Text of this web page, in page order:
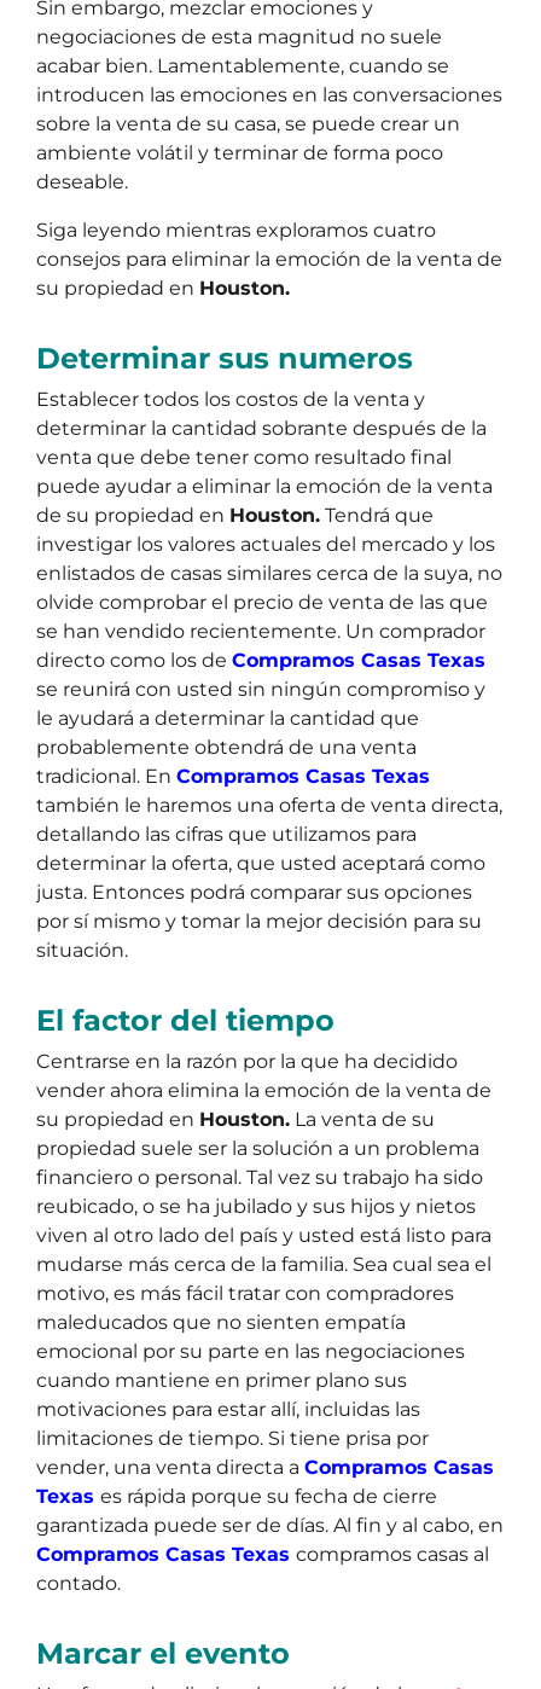
Sin embargo, mezclar emociones y
negociaciones de esta magnitud no suele
acabar bien. Lamentablemente, cuando se
introducen las emociones en las conversaciones
sobre la venta de su casa, se puede crear un
ambiente volátil y terminar de forma poco
deseable.
Siga leyendo mientras exploramos cuatro
consejos para eliminar la emoción de la venta de
su propiedad en Houston.
Determinar sus numeros
Establecer todos los costos de la venta y
determinar la cantidad sobrante después de la
venta que debe tener como resultado final
puede ayudar a eliminar la emoción de la venta
de su propiedad en Houston. Tendrá que
investigar los valores actuales del mercado y los
enlistados de casas similares cerca de la suya, no
olvide comprobar el precio de venta de las que
se han vendido recientemente. Un comprador
directo como los de Compramos Casas Texas
se reunirá con usted sin ningún compromiso y
le ayudará a determinar la cantidad que
probablemente obtendrá de una venta
tradicional. En Compramos Casas Texas
también le haremos una oferta de venta directa,
detallando las cifras que utilizamos para
determinar la oferta, que usted aceptará como
justa. Entonces podrá comparar sus opciones
por sí mismo y tomar la mejor decisión para su
situación.
El factor del tiempo
Centrarse en la razón por la que ha decidido
vender ahora elimina la emoción de la venta de
su propiedad en Houston. La venta de su
propiedad suele ser la solución a un problema
financiero o personal. Tal vez su trabajo ha sido
reubicado, o se ha jubilado y sus hijos y nietos
viven al otro lado del país y usted está listo para
mudarse más cerca de la familia. Sea cual sea el
motivo, es más fácil tratar con compradores
maleducados que no sienten empatía
emocional por su parte en las negociaciones
cuando mantiene en primer plano sus
motivaciones para estar allí, incluidas las
limitaciones de tiempo. Si tiene prisa por
vender, una venta directa a Compramos Casas
Texas es rápida porque su fecha de cierre
garantizada puede ser de días. Al fin y al cabo, en
Compramos Casas Texas compramos casas al
contado.
Marcar el evento